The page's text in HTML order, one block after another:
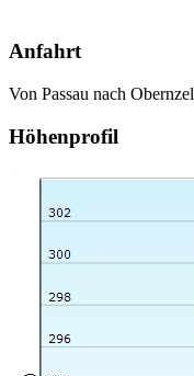
Anfahrt
Von Passau nach
Höhenprofil